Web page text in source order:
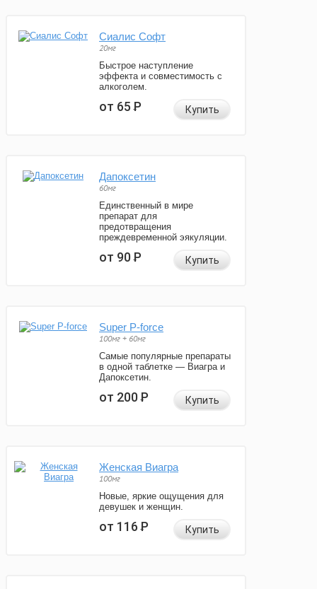
Сиалис Софт
20мг
Быстрое наступление
эффекта и совместимость с
алкоголем.
от 65Р Купить
Дапоксетин
60мг
Единственный в мире
препарат для
предотвращения
преждевременной эякуляции.
от 90Р Купить
Super P-force
100мг + 60мг
Самые популярные препараты
в одной таблетке — Виагра и
Дапоксетин.
от 200Р Купить
Женская Виагра
100мг
Новые, яркие ощущения для
девушек и женщин.
от 116Р Купить